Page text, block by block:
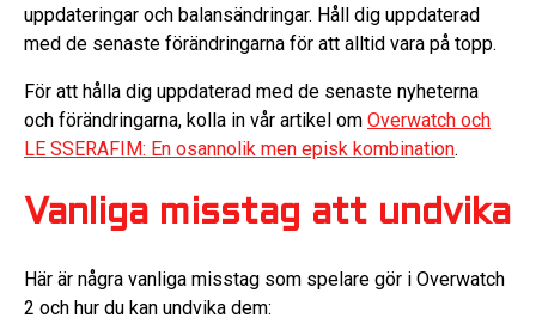
uppdateringar och balansändringar. Håll dig uppdaterad
med de senaste förändringarna för att alltid vara på topp.
För att hålla dig uppdaterad med de senaste nyheterna
och förändringarna, kolla in vår artikel om Overwatch och
LE SSERAFIM: En osannolik men episk kombination.
Vanliga misstag att undvika
Här är några vanliga misstag som spelare gör i Overwatch
2 och hur du kan undvika dem: